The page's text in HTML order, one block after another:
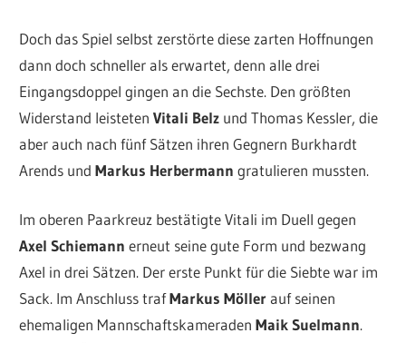
Doch das Spiel selbst zerstörte diese zarten Hoffnungen
dann doch schneller als erwartet, denn alle drei
Eingangsdoppel gingen an die Sechste. Den größten
Widerstand leistetenVitali Belz und Thomas Kessler, die
aber auch nach fünf Sätzen ihren Gegnern Burkhardt
Arends undMarkus Herbermann gratulieren mussten.
Im oberen Paarkreuz bestätigte Vitali im Duell gegen
Axel Schiemann erneut seine gute Form und bezwang
Axel in drei Sätzen. Der erste Punkt für die Siebte war im
Sack. Im Anschluss trafMarkus Möllerauf seinen
ehemaligen MannschaftskameradenMaik Suelmann.